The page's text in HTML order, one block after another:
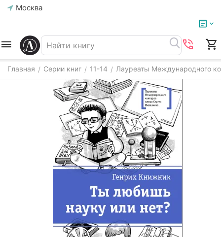
Москва
Главная / Серии книг / 11-14 / Лауреаты Международного